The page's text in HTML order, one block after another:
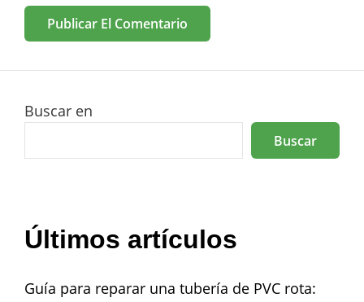
Buscar en
Buscar
Últimos artículos
Guía para reparar una tubería de PVC rota: